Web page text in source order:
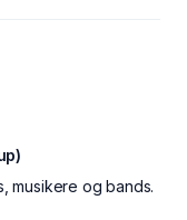
musikere og bands.